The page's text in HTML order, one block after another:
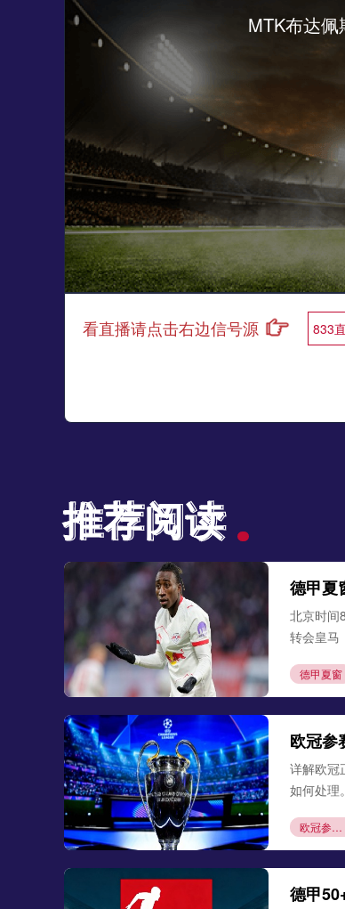
MTK布达佩
看直播请点击右边信号源 833
推荐阅读
推荐阅读
德甲夏
北京时间
转会皇马
德甲夏窗
欧冠参
详解欧冠
如何处理。
欧冠参赛资格
德甲